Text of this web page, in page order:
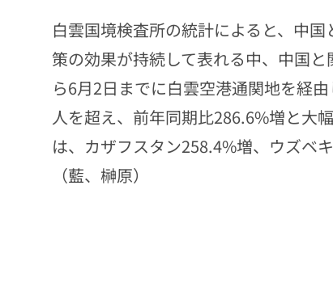
白雲国境検査所の統計によると、中
策の効果が持続して表れる中、中国
ら6月2日までに白雲空港通関地を経
人を超え、前年同期比286.6%増と大
は、カザフスタン258.4%増、ウズベ
（藍、榊原）